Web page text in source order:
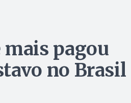
mais pagou
no Brasil